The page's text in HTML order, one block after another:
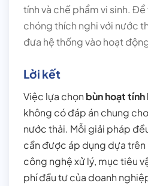
tính và chế phẩm vi sinh.
chóng thích nghi với nước
đưa hệ thống vào hoạt
Lời kết
Việc lựa chọn bùn hoạt tính
không có đáp án chung
nước thải. Mỗi giải pháp
cần được áp dụng dựa
công nghệ xử lý, mục tiêu
phí đầu tư của doanh